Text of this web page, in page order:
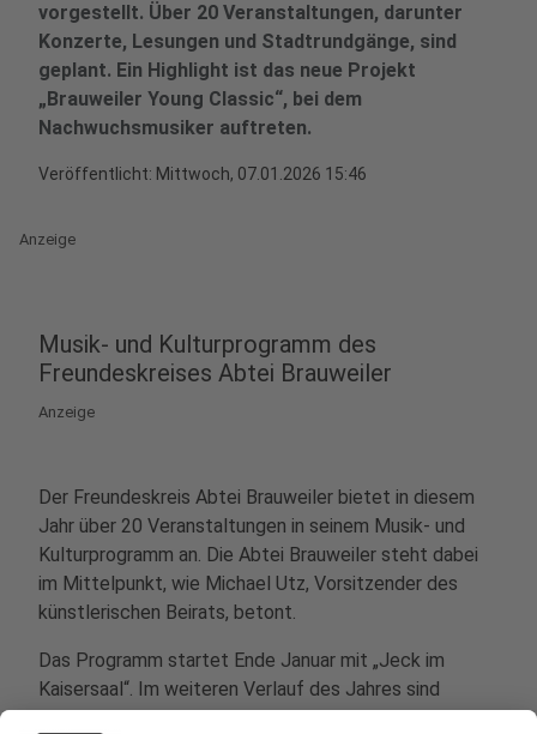
vorgestellt. Über 20 Veranstaltungen, darunter
Konzerte, Lesungen und Stadtrundgänge, sind
geplant. Ein Highlight ist das neue Projekt
„Brauweiler Young Classic“, bei dem
Nachwuchsmusiker auftreten.
Veröffentlicht: Mittwoch, 07.01.2026 15:46
Anzeige
Musik- und Kulturprogramm des
Freundeskreises Abtei Brauweiler
Anzeige
Der Freundeskreis Abtei Brauweiler bietet in diesem
Jahr über 20 Veranstaltungen in seinem Musik- und
Kulturprogramm an. Die Abtei Brauweiler steht dabei
im Mittelpunkt, wie Michael Utz, Vorsitzender des
künstlerischen Beirats, betont.
Das Programm startet Ende Januar mit „Jeck im
Kaisersaal“. Im weiteren Verlauf des Jahres sind
Kinderkonzerte, Lesungen und ein